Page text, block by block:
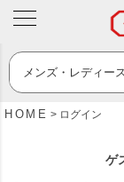
HOME ログイン
ゲ